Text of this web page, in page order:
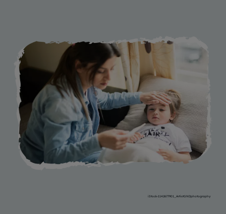
iStock-1142677901_ArtistGNDphotography